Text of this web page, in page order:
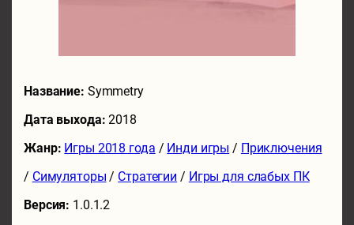
Название: Symmetry
Дата выхода:2018
Жанр: Игры 2018 года / Инди игры / Приключения
/ Симуляторы / Стратегии / Игры для слабых ПК
Версия: 1.0.1.2